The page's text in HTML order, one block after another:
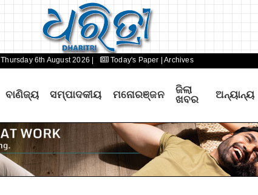
Thursday 6th August 2026 | Today's Paper | Archives
ବାଣିଜ୍ୟ ସମ୍ପାଦକୀୟ ମନୋରଞ୍ଜନ
ଜିଲା
ଖବର
ଅନ୍ୟାନ୍ୟ